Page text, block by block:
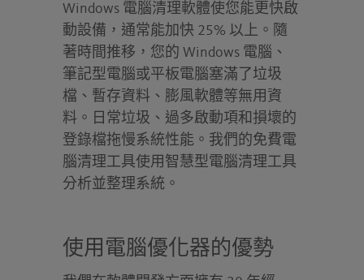
Windows 電腦清理軟體使您能更快啟
動設備，通常能加快 25% 以上。隨
著時間推移，您的 Windows 電腦、
筆記型電腦或平板電腦塞滿了垃圾
檔、暫存資料、膨風軟體等無用資
料。日常垃圾、過多啟動項和損壞的
登錄檔拖慢系統性能。我們的免費電
腦清理工具使用智慧型電腦清理工具
分析並整理系統。
使用電腦優化器的優勢